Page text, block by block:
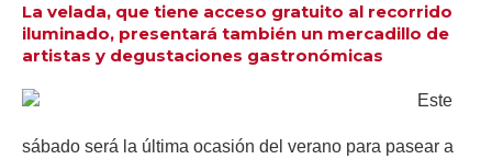
La velada, que tiene acceso gratuito al recorrido
iluminado, presentará también un mercadillo de
artistas y degustaciones gastronómicas
Este
sábado será la última ocasión del verano para pasear a